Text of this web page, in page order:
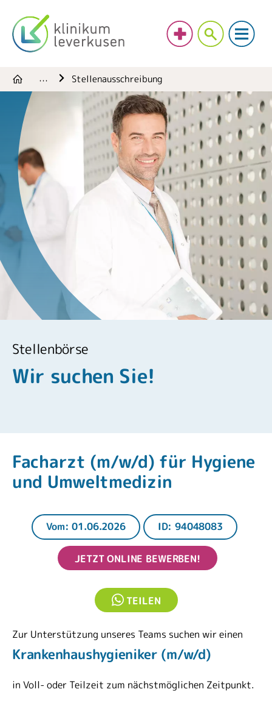
… Stellenausschreibung
Stellenbörse
Wir suchen Sie!
Facharzt (m/w/d) für Hygiene
und Umweltmedizin
Vom: 01.06.2026 ID: 94048083
JETZT ONLINE BEWERBEN!
TEILEN
Zur Unterstützung unseres Teams suchen wir einen
Krankenhaushygieniker (m/w/d)
in Voll- oder Teilzeit zum nächstmöglichen Zeitpunkt.